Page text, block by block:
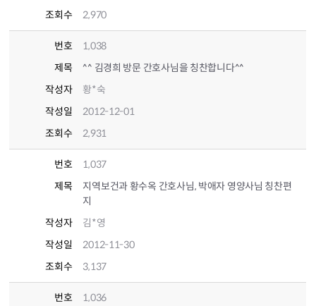
조회수
2,970
번호
1,038
제목
^^ 김경희 방문 간호사님을 칭찬합니다^^
작성자
황*숙
작성일
2012-12-01
조회수
2,931
번호
1,037
제목
지역보건과 황수옥 간호사님, 박애자 영양사님 칭찬편
지
작성자
김*영
작성일
2012-11-30
조회수
3,137
번호
1,036